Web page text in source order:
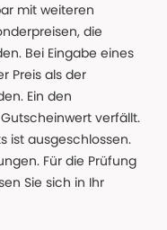
mit weiteren
die
Bei Eingabe eines
Preis als der
Ein den
verfällt.
ist ausgeschlossen.
Für die Prüfung
Sie sich in Ihr